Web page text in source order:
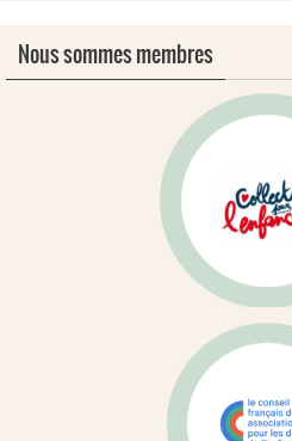
Nous sommes membres